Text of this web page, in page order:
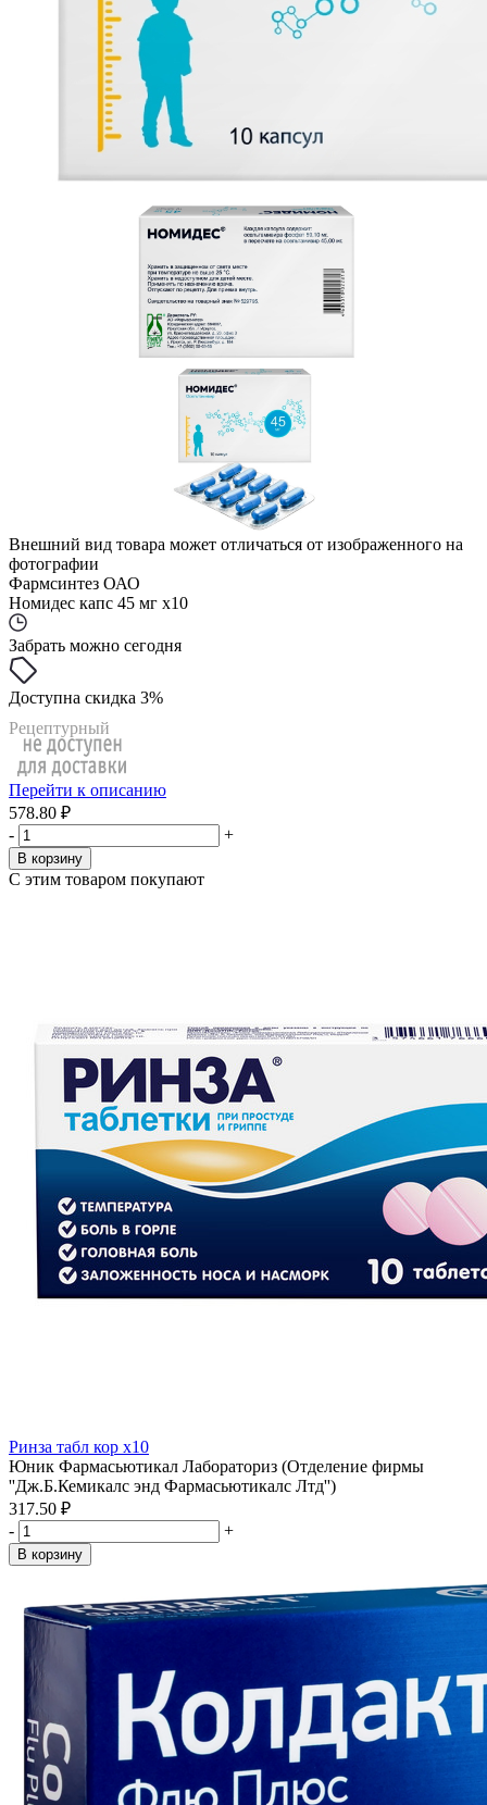
Внешний вид товара может отличаться от изображенного на
фотографии
Фармсинтез ОАО
Номидес капс 45 мг x10
Забрать можно сегодня
Доступна скидка 3%
Рецептурный
Перейти к описанию
578.80 ₽
-
+
В корзину
С этим товаром покупают
Ринза табл кор x10
Юник Фармасьютикал Лабораториз (Отделение фирмы
''Дж.Б.Кемикалс энд Фармасьютикалс Лтд'')
317.50 ₽
-
+
В корзину